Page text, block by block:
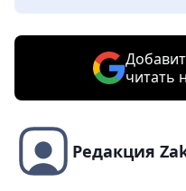
читать
Редакция